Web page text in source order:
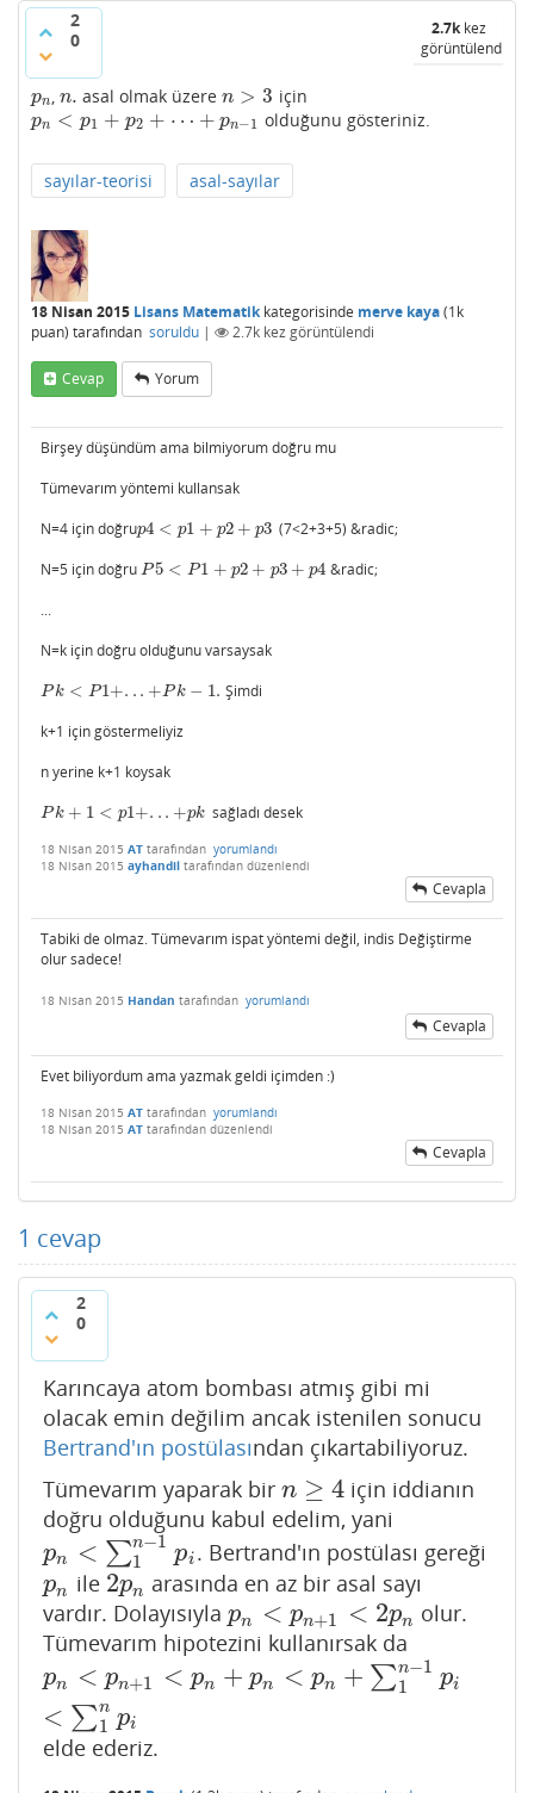
2
0
2.7kkez
görüntülendi
pn
pn n.
n. asal olmak üzeren > 3
n>3 için
pn < p1 + p2 + ⋯ + pn−1
pn <p 1+p 2+ ⋯+ pn − 1 olduğunu gösteriniz.
sayılar-teorisi asal-sayılar
18 Nisan 2015 Lisans Matematikkategorisinde merve kaya(1k
puan) tarafından soruldu | 2.7k kez görüntülendi
Cevap Yorum
Birşey düşündüm ama bilmiyorum doğru mu
Tümevarım yöntemi kullansak
N=4 için doğrup4 < p1 + p2 + p3
p4 <p1+p 2+ p3
(7<2+3+5) &radic;
N=5 için doğru P5 < P1 + p2 + p3 + p4
P5< P1 +p2+p3+p 4
&radic;
...
N=k için doğru olduğunu varsaysak
Pk < P1+. . . + Pk − 1.
Pk< P1+...+Pk− 1.
Şimdi
k+1 için göstermeliyiz
n yerine k+1 koysak
Pk + 1 < p1+. . . +pk
Pk+ 1< p1 +.. +pk sağladı desek
18 Nisan 2015 AT tarafından yorumlandı
18 Nisan 2015 ayhandil tarafından düzenlendi
Cevapla
Tabiki de olmaz. Tümevarım ispat yöntemi değil, indis Değiştirme
olur sadece!
18 Nisan 2015 Handan tarafından yorumlandı
Cevapla
Evet biliyordum ama yazmak geldi içimden :)
18 Nisan 2015 AT tarafından yorumlandı
18 Nisan 2015 AT tarafından düzenlendi
Cevapla
1 cevap
2
0
Karıncaya atom bombası atmış gibi mi
olacak emin değilim ancak istenilen sonucu
Bertrand'ın postülasından çıkartabiliyoruz.
Tümevarım yaparak bir n ≥ 4
n≥ 4
için iddianın
doğru olduğunu kabul edelim, yani
pn < ∑n−1
1
pi
pn <∑1 n −1pi . Bertrand'ın postülası gereği
pn
pn ile 2pn
2pn arasında en az bir asal sayı
vardır. Dolayısıyla pn < pn+1 < 2pn
pn <pn+1<2 pn
olur.
Tümevarım hipotezini kullanırsak da
pn < pn+1 < pn + pn < pn + ∑n−1
1
pi
< ∑n
1 pi
pn <pn+1<p n+pn< pn +∑1 n− 1pi <∑ 1n pi
elde ederiz.